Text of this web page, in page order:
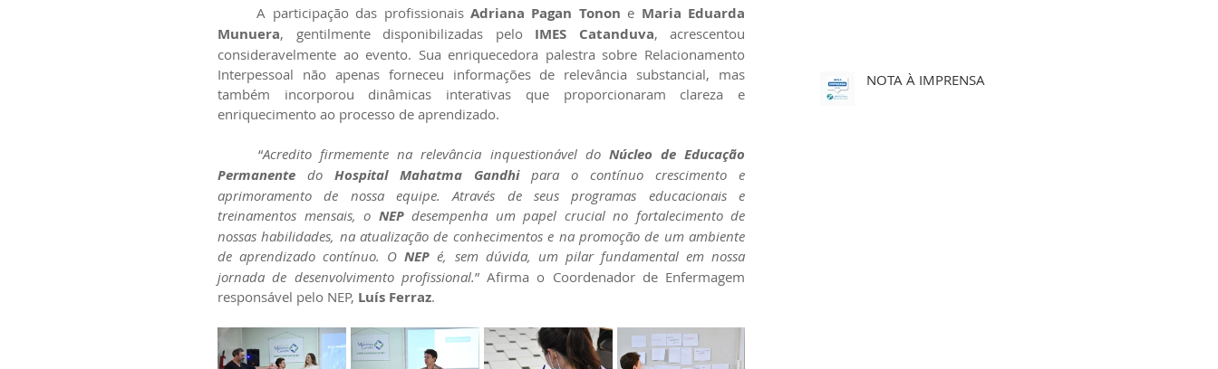
	A participação das profissionais
Adriana Pagan Tonon e Maria Eduarda
Munuera, gentilmente disponibilizadas pelo IMES Catanduva, acrescentou
consideravelmente ao evento. Sua enriquecedora palestra sobre Relacionamento
Interpessoal não apenas forneceu informações de relevância substancial, mas
também incorporou dinâmicas interativas que proporcionaram clareza e
enriquecimento ao processo de aprendizado.
	“
Acredito firmemente na relevância inquestionável do Núcleo de Educação
Permanente do Hospital Mahatma Gandhi para o contínuo crescimento e
aprimoramento de nossa equipe. Através de seus programas educacionais e
treinamentos mensais, o NEP desempenha um papel crucial no fortalecimento de
nossas habilidades, na atualização de conhecimentos e na promoção de um ambiente
de aprendizado contínuo. O NEP é, sem dúvida, um pilar fundamental em nossa
jornada de desenvolvimento profissional.” Afirma o Coordenador de Enfermagem
responsável pelo NEP, Luís Ferraz.
NOTA À IMPRENSA